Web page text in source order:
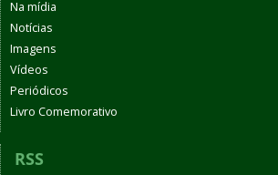
Na mídia
Notícias
Imagens
Vídeos
Periódicos
Livro Comemorativo
RSS